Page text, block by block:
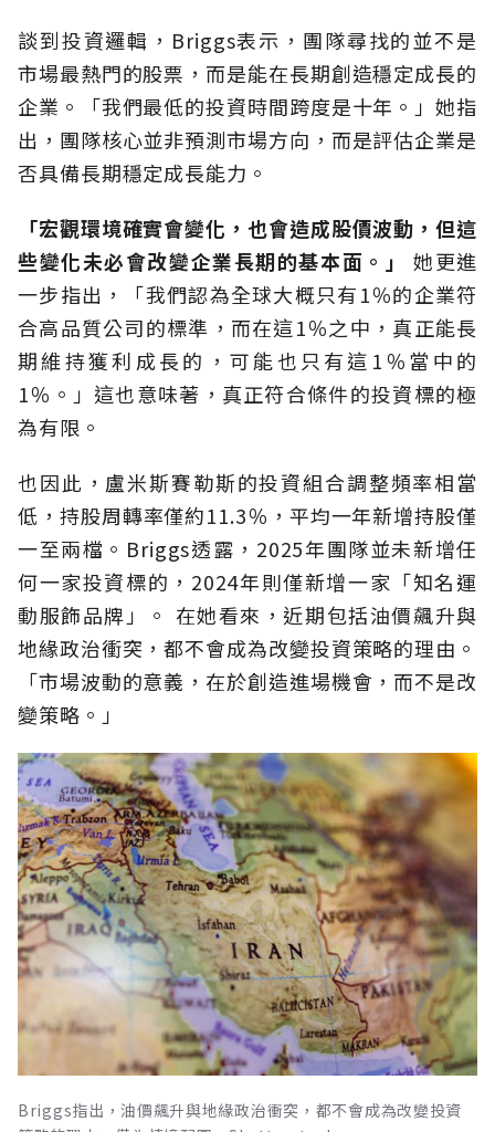
談到投資邏輯，Briggs表示，團隊尋找的並不是
市場最熱門的股票，而是能在長期創造穩定成長的
企業。「我們最低的投資時間跨度是十年。」她指
出，團隊核心並非預測市場方向，而是評估企業是
否具備長期穩定成長能力。
「宏觀環境確實會變化，也會造成股價波動，但這
些變化未必會改變企業長期的基本面。」
她更進
一步指出，「我們認為全球大概只有1％的企業符
合高品質公司的標準，而在這1％之中，真正能長
期維持獲利成長的，可能也只有這1％當中的
1％。」這也意味著，真正符合條件的投資標的極
為有限。
也因此，盧米斯賽勒斯的投資組合調整頻率相當
低，持股周轉率僅約11.3％，平均一年新增持股僅
一至兩檔。Briggs透露，2025年團隊並未新增任
何一家投資標的，2024年則僅新增一家「知名運
動服飾品牌」。 在她看來，近期包括油價飆升與
地緣政治衝突，都不會成為改變投資策略的理由。
「市場波動的意義，在於創造進場機會，而不是改
變策略。」
Briggs指出，油價飆升與地緣政治衝突，都不會成為改變投資